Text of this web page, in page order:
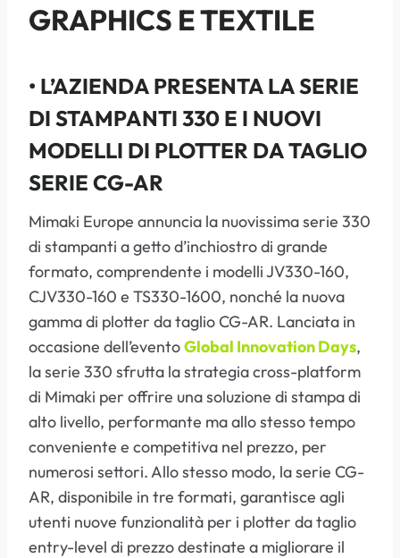
GRAPHICS E TEXTILE
• L’AZIENDA PRESENTA LA SERIE
DI STAMPANTI 330 E I NUOVI
MODELLI DI PLOTTER DA TAGLIO
SERIE CG-AR
Mimaki Europe annuncia la nuovissima serie 330
di stampanti a getto d’inchiostro di grande
formato, comprendente i modelli JV330-160,
CJV330-160 e TS330-1600, nonché la nuova
gamma di plotter da taglio CG-AR. Lanciata in
occasione dell’eventoGlobal Innovation Days,
la serie 330 sfrutta la strategia cross-platform
di Mimaki per offrire una soluzione di stampa di
alto livello, performante ma allo stesso tempo
conveniente e competitiva nel prezzo, per
numerosi settori. Allo stesso modo, la serie CG-
AR, disponibile in tre formati, garantisce agli
utenti nuove funzionalità per i plotter da taglio
entry-level di prezzo destinate a migliorare il